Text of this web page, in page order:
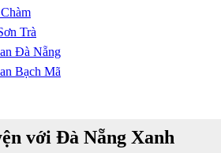
Trà
Đà Nẵng
Bạch Mã
với Đà Nẵng Xanh